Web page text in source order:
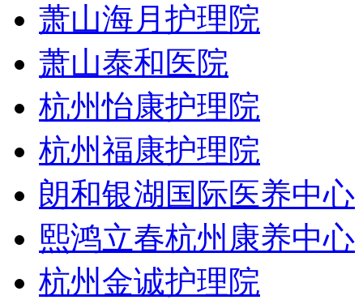
萧山海月护理院
萧山泰和医院
杭州怡康护理院
杭州福康护理院
朗和银湖国际医养中心
熙鸿立春杭州康养中心
杭州金诚护理院